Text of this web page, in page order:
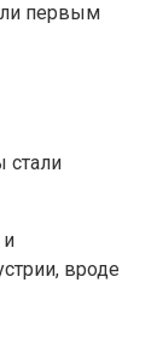
первым
стали
вроде